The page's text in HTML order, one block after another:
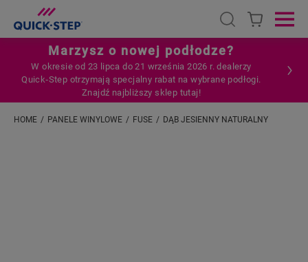
Open search
Marzysz o nowej podłodze?
W okresie od 23 lipca do 21 września 2026 r. dealerzy
Quick‑Step otrzymają specjalny rabat na wybrane podłogi.
Znajdź najbliższy sklep tutaj!
HOME PANELE WINYLOWE FUSE DĄB JESIENNY NATURALNY